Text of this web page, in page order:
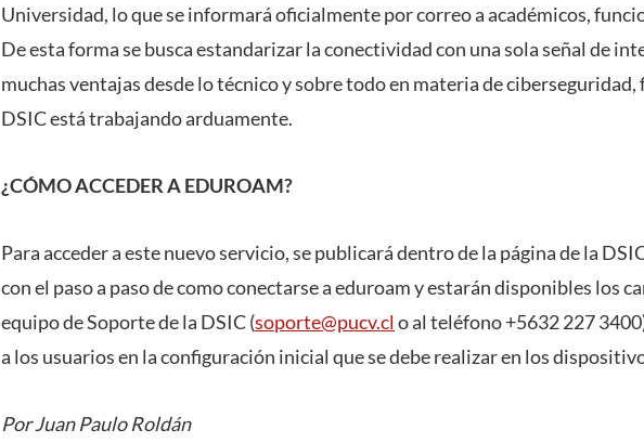
Universidad, lo que se informará oficialmente por correo a académicos,
De esta forma se busca estandarizar la conectividad con una sola señal de
muchas ventajas desde lo técnico y sobre todo en materia de ciberseguridad,
DSIC está trabajando arduamente.
¿CÓMO ACCEDER A EDUROAM?
Para acceder a este nuevo servicio, se publicará dentro de la página de la
con el paso a paso de como conectarse a eduroam y estarán disponibles los
equipo de Soporte de la DSIC (soporte@pucv.cl o al teléfono +5632 227
a los usuarios en la configuración inicial que se debe realizar en los
Por Juan Paulo Roldán